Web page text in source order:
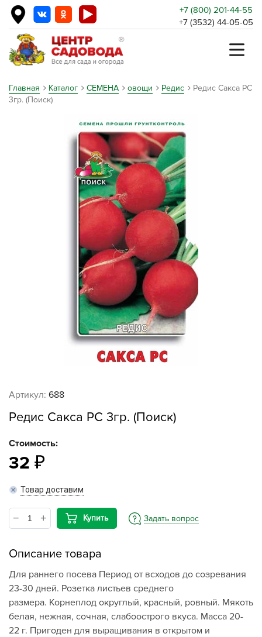
+7 (800) 201-44-55
+7 (3532) 44-05-05
Главная Каталог СЕМЕНА овощи Редис
Редис Сакса РС
3гр. (Поиск)
Артикул: 688
Редис Сакса РС 3гр. (Поиск)
Стоимость:
32
Товар доставим
Купить Задать вопрос
Описание товара
Для раннего посева Период от всходов до созревания
23-30 дней. Розетка листьев среднего
размера. Корнеплод округлый, красный, ровный. Мякоть
белая, нежная, сочная, слабоострого вкуса. Масса 20-
22 г. Пригоден для выращивания в открытом и